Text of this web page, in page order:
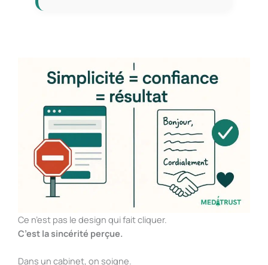
Ce n’est pas le design qui fait cliquer.
C’est la sincérité perçue.
Dans un cabinet, on soigne.